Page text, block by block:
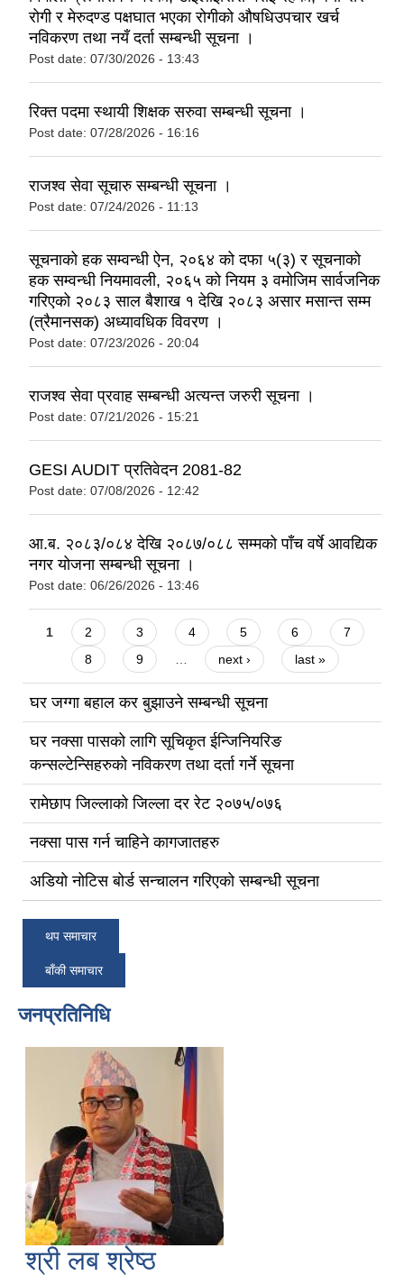
रोगी र मेरुदण्ड पक्षघात भएका रोगीको औषधिउपचार खर्च
नविकरण तथा नयँ दर्ता सम्बन्धी सूचना ।
Post date: 07/30/2026 - 13:43
रिक्त पदमा स्थायी शिक्षक सरुवा सम्बन्धी सूचना ।
Post date: 07/28/2026 - 16:16
राजश्व सेवा सूचारु सम्बन्धी सूचना ।
Post date: 07/24/2026 - 11:13
सूचनाको हक सम्वन्धी ऐन, २०६४ को दफा ५(३) र सूचनाको
हक सम्वन्धी नियमावली, २०६५ को नियम ३ वमोजिम सार्वजनिक
गरिएको २०८३ साल बैशाख १ देखि २०८३ असार मसान्त सम्म
(त्रैमानसक) अध्यावधिक विवरण ।
Post date: 07/23/2026 - 20:04
राजश्व सेवा प्रवाह सम्बन्धी अत्यन्त जरुरी सूचना ।
Post date: 07/21/2026 - 15:21
GESI AUDIT प्रतिवेदन 2081-82
Post date: 07/08/2026 - 12:42
आ.ब. २०८३/०८४ देखि २०८७/०८८ सम्मको पाँच वर्षे आवद्यिक
नगर योजना सम्बन्धी सूचना ।
Post date: 06/26/2026 - 13:46
Pages
1 2 3 4 5 6
7
8
9 … next › last »
घर जग्गा बहाल कर बुझाउने सम्बन्धी सूचना
घर नक्सा पासको लागि सूचिकृत ईन्जिनियरिङ
कन्सल्टेन्सिहरुको नविकरण तथा दर्ता गर्ने सूचना
रामेछाप जिल्लाको जिल्ला दर रेट २०७५/०७६
नक्सा पास गर्न चाहिने कागजातहरु
अडियो नोटिस बोर्ड सन्चालन गरिएको सम्बन्धी सूचना
थप समाचार
बाँकी समाचार
जनप्रतिनिधि
श्री लब श्रेष्ठ